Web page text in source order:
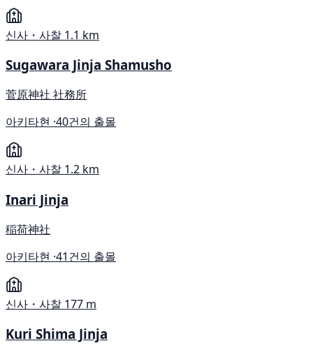
신사・사찰 1.1 km
Sugawara Jinja Shamusho
菅原神社 社務所
아키타현 ·40건의 출몰
신사・사찰 1.2 km
Inari Jinja
稲荷神社
아키타현 ·41건의 출몰
신사・사찰 177 m
Kuri Shima Jinja